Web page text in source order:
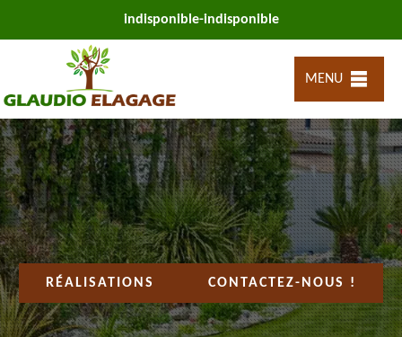
indisponible-indisponible
MENU
RÉALISATIONS CONTACTEZ-NOUS !